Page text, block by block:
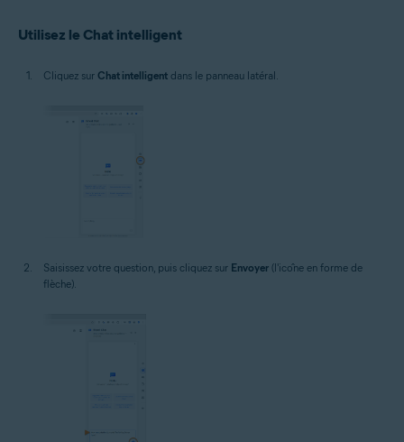
Utilisez le Chat intelligent
Cliquez sur Chat intelligent dans le panneau latéral.
Saisissez votre question, puis cliquez sur Envoyer (l'icône en forme de
flèche).